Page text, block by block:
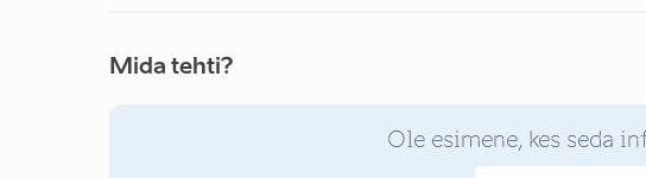
Mida tehti?
Ole esimene, kes seda